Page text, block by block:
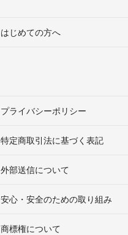
はじめての方へ
プライバシーポリシー
特定商取引法に基づく表記
外部送信について
安心・安全のための取り組み
商標権について